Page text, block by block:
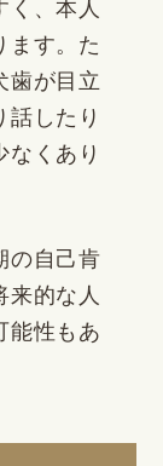
く、本人
ます。た
歯が目立
話したり
なくあり
の自己肯
来的な人
能性もあ